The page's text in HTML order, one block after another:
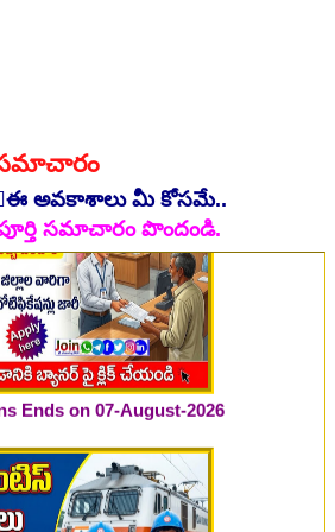
అవకాశాలు మీ కోసమే..
పూర్తి సమాచారం పొందండి.
Ends on 07-August-2026